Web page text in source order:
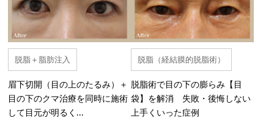
脱脂＋脂肪注入
眉下切開（目の上のたるみ）＋
目の下のクマ治療を同時に施術
して目元が明るく...
脱脂（経結膜的脱脂術）
脱脂術で目の下の膨らみ【目
袋】を解消 失敗・後悔しない
上手くいった症例